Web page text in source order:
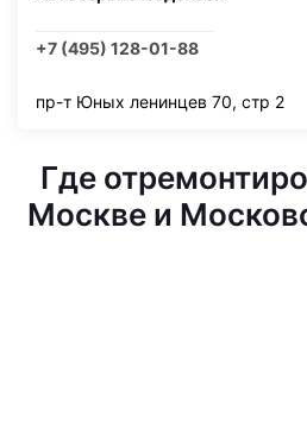
+7 (495) 128-01-88
пр-т Юных ленинцев 70, стр 2
Где
Москве и